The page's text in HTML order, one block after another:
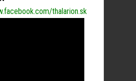
thalarion.sk